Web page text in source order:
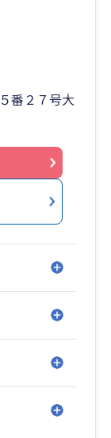
としてお
会保険労
サービス
全成功報
の迅速な
位的なサ
ト230件以
と提案力を
番２７号大